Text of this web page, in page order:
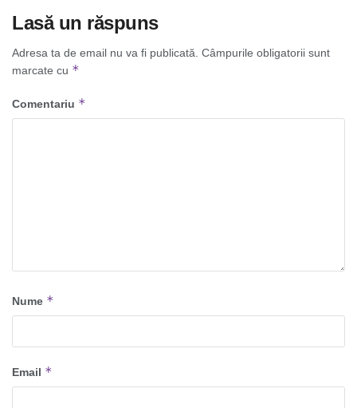
Lasă un răspuns
Adresa ta de email nu va fi publicată. Câmpurile obligatorii sunt
marcate cu *
Comentariu *
Nume *
Email *